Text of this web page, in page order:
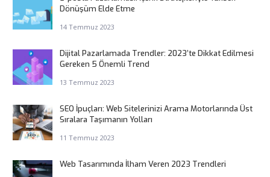
Dönüşüm Elde Etme
14 Temmuz 2023
Dijital Pazarlamada Trendler: 2023’te Dikkat Edilmesi
Gereken 5 Önemli Trend
13 Temmuz 2023
SEO İpuçları: Web Sitelerinizi Arama Motorlarında Üst
Sıralara Taşımanın Yolları
11 Temmuz 2023
Web Tasarımında İlham Veren 2023 Trendleri